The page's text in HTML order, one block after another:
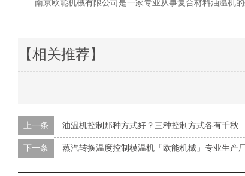
南京欧能机械有限公司是一家专业从事复合材料油温机
【相关推荐】
上一条 油温机控制那种方式好？三种控制方式各有千秋
下一条 蒸汽转换温度控制模温机「欧能机械」专业生产